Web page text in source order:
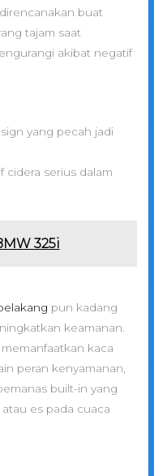
buat
tajam saat
akibat negatif
yang pecah jadi
serius dalam
325i
pun kadang
keamanan.
kaca
peran kenyamanan,
built-in yang
es pada cuaca